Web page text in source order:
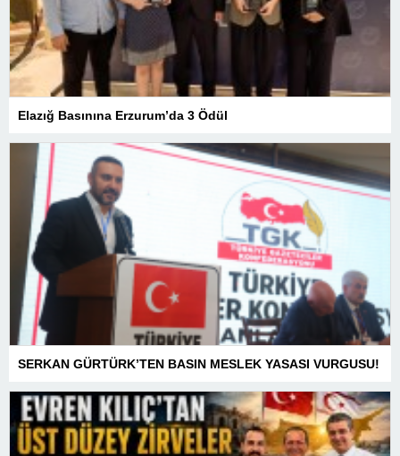
Elazığ Basınına Erzurum’da 3 Ödül
SERKAN GÜRTÜRK’TEN BASIN MESLEK YASASI VURGUSU!